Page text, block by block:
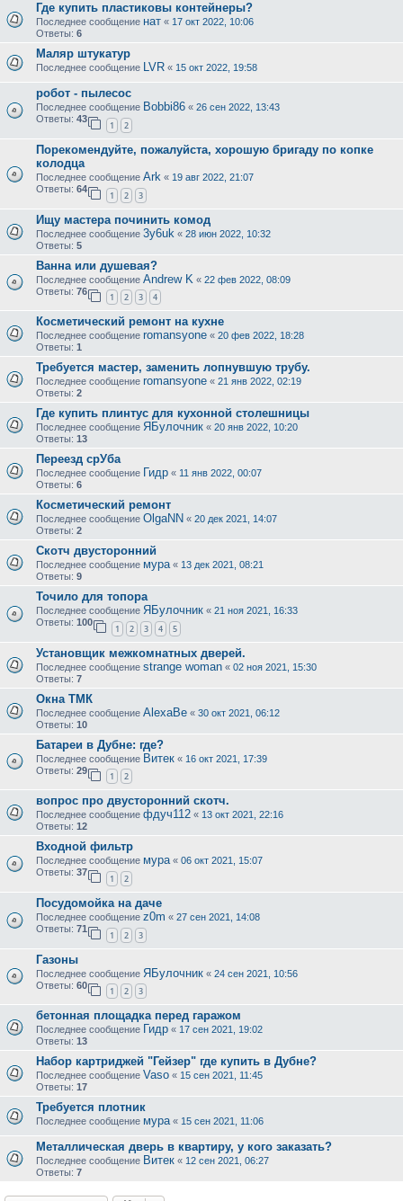
Где купить пластиковы контейнеры?
Последнее сообщение нат « 17 окт 2022, 10:06
Ответы: 6
Маляр штукатур
Последнее сообщение LVR « 15 окт 2022, 19:58
робот - пылесос
Последнее сообщение Bobbi86 « 26 сен 2022, 13:43
Ответы: 43
1 2
Порекомендуйте, пожалуйста, хорошую бригаду по копке
колодца
Последнее сообщение Ark « 19 авг 2022, 21:07
Ответы: 64
1 2 3
Ищу мастера починить комод
Последнее сообщение 3y6uk « 28 июн 2022, 10:32
Ответы: 5
Ванна или душевая?
Последнее сообщение Andrew K « 22 фев 2022, 08:09
Ответы: 76
1 2 3 4
Косметический ремонт на кухне
Последнее сообщение romansyone « 20 фев 2022, 18:28
Ответы: 1
Требуется мастер, заменить лопнувшую трубу.
Последнее сообщение romansyone « 21 янв 2022, 02:19
Ответы: 2
Где купить плинтус для кухонной столешницы
Последнее сообщение ЯБулочник « 20 янв 2022, 10:20
Ответы: 13
Переезд срУба
Последнее сообщение Гидр « 11 янв 2022, 00:07
Ответы: 6
Косметический ремонт
Последнее сообщение OlgaNN « 20 дек 2021, 14:07
Ответы: 2
Скотч двусторонний
Последнее сообщение мура « 13 дек 2021, 08:21
Ответы: 9
Точило для топора
Последнее сообщение ЯБулочник « 21 ноя 2021, 16:33
Ответы: 100
1 2 3 4 5
Установщик межкомнатных дверей.
Последнее сообщение strange woman « 02 ноя 2021, 15:30
Ответы: 7
Окна ТМК
Последнее сообщение AlexaBe « 30 окт 2021, 06:12
Ответы: 10
Батареи в Дубне: где?
Последнее сообщение Витек « 16 окт 2021, 17:39
Ответы: 29
1 2
вопрос про двусторонний скотч.
Последнее сообщение фдуч112 « 13 окт 2021, 22:16
Ответы: 12
Входной фильтр
Последнее сообщение мура« 06 окт 2021, 15:07
Ответы: 37
1 2
Посудомойка на даче
Последнее сообщение z0m « 27 сен 2021, 14:08
Ответы: 71
1 2 3
Газоны
Последнее сообщение ЯБулочник « 24 сен 2021, 10:56
Ответы: 60
1 2 3
бетонная площадка перед гаражом
Последнее сообщение Гидр « 17 сен 2021, 19:02
Ответы: 13
Набор картриджей "Гейзер" где купить в Дубне?
Последнее сообщение Vaso « 15 сен 2021, 11:45
Ответы: 17
Требуется плотник
Последнее сообщение мура« 15 сен 2021, 11:06
Металлическая дверь в квартиру, у кого заказать?
Последнее сообщение Витек « 12 сен 2021, 06:27
Ответы: 7